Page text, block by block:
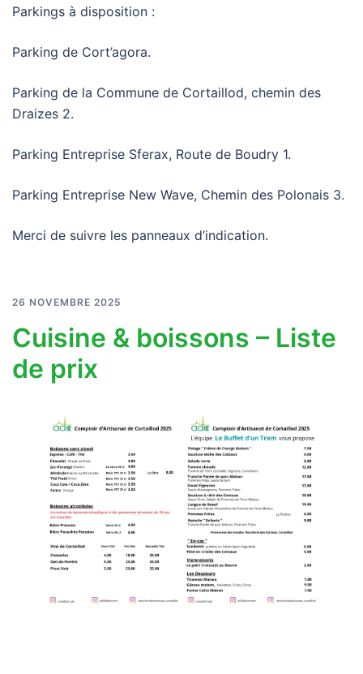
Parkings à disposition :
Parking de Cort’agora.
Parking de la Commune de Cortaillod, chemin des
Draizes 2.
Parking Entreprise Sferax, Route de Boudry 1.
Parking Entreprise New Wave, Chemin des Polonais 3.
Merci de suivre les panneaux d’indication.
26 NOVEMBRE 2025
Cuisine & boissons – Liste
de prix